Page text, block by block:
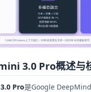
3.0 Pro概述与
Pro是Google